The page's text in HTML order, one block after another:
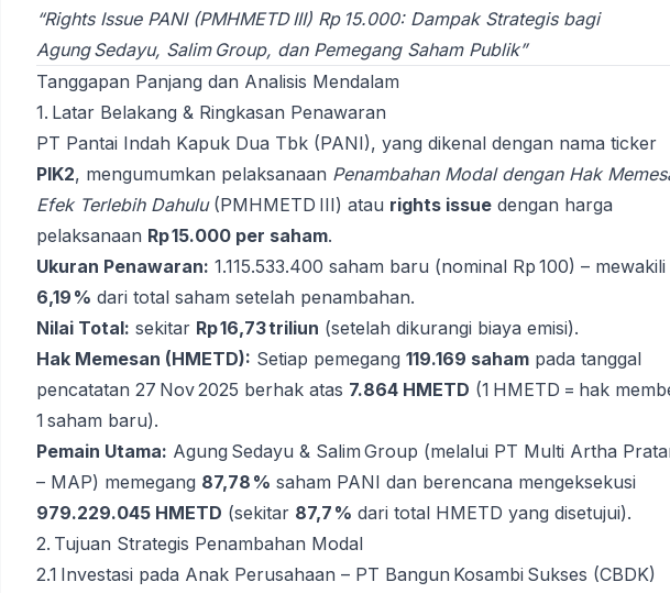
“Rights Issue PANI (PMHMETD III) Rp 15.000: Dampak Strategis bagi
Agung Sedayu, Salim Group, dan Pemegang Saham Publik”
Tanggapan Panjang dan Analisis Mendalam
1. Latar Belakang & Ringkasan Penawaran
PT Pantai Indah Kapuk Dua Tbk (PANI), yang dikenal dengan nama ticker
PIK2, mengumumkan pelaksanaan Penambahan Modal dengan Hak
Efek Terlebih Dahulu(PMHMETD III) atau rights issue dengan harga
pelaksanaan Rp 15.000 per saham.
Ukuran Penawaran: 1.115.533.400 saham baru (nominal Rp 100) – mewakili
6,19 % dari total saham setelah penambahan.
Nilai Total: sekitar Rp 16,73 triliun (setelah dikurangi biaya emisi).
Hak Memesan (HMETD): Setiap pemegang 119.169 saham pada tanggal
pencatatan 27 Nov 2025 berhak atas 7.864 HMETD (1 HMETD = hak
1 saham baru).
Pemain Utama: Agung Sedayu & Salim Group (melalui PT Multi Artha
– MAP) memegang 87,78 % saham PANI dan berencana mengeksekusi
979.229.045 HMETD (sekitar 87,7 % dari total HMETD yang disetujui).
2. Tujuan Strategis Penambahan Modal
2.1 Investasi pada Anak Perusahaan – PT Bangun Kosambi Sukses (CBDK)